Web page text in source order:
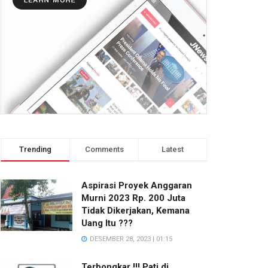
Trending Comments Latest
Aspirasi Proyek Anggaran
Murni 2023 Rp. 200 Juta
Tidak Dikerjakan, Kemana
Uang Itu ???
DESEMBER 28, 2023 | 01:15